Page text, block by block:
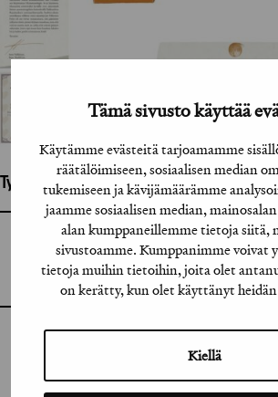
Tämä sivusto käyttää
Käytämme evästeitä tarjoamamme
räätälöimiseen, sosiaalisen median
tukemiseen ja kävijämäärämme
jaamme sosiaalisen median,
alan kumppaneillemme tietoja siitä,
sivustoamme. Kumppanimme voivat
tietoja muihin tietoihin, joita olet
on kerätty, kun olet käyttänyt
Kiellä
Työhön osallistuneet henkilöt / tahot:
INSTAGRAM
LINKEDIN